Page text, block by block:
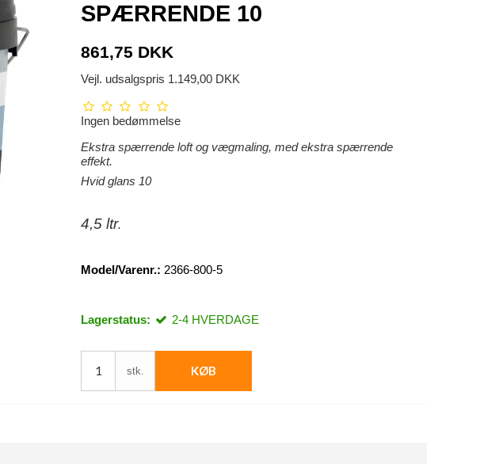
SPÆRRENDE 10
861,75 DKK
Vejl. udsalgspris 1.149,00 DKK
Ingen bedømmelse
Ekstra spærrendeloft og vægmaling, med ekstra spærrende
effekt.
Hvid glans 10
4,5 ltr.
Model/Varenr.: 2366-800-5
Lagerstatus: 2-4 HVERDAGE
stk. KØB